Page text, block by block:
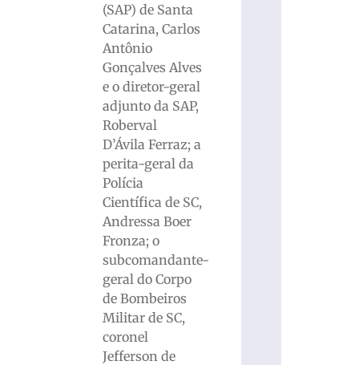
(SAP) de Santa
Catarina, Carlos
Antônio
Gonçalves Alves
e o diretor-geral
adjunto da SAP,
Roberval
D’Ávila Ferraz; a
perita-geral da
Polícia
Científica de SC,
Andressa Boer
Fronza; o
subcomandante-
geral do Corpo
de Bombeiros
Militar de SC,
coronel
Jefferson de